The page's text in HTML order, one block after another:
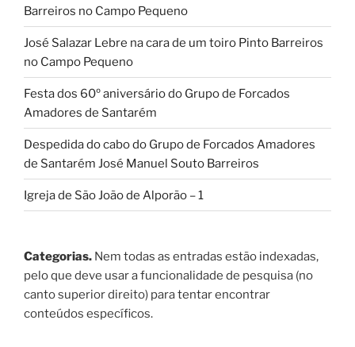
Barreiros no Campo Pequeno
José Salazar Lebre na cara de um toiro Pinto Barreiros
no Campo Pequeno
Festa dos 60º aniversário do Grupo de Forcados
Amadores de Santarém
Despedida do cabo do Grupo de Forcados Amadores
de Santarém José Manuel Souto Barreiros
Igreja de São João de Alporão – 1
Categorias. Nem todas as entradas estão indexadas,
pelo que deve usar a funcionalidade de pesquisa (no
canto superior direito) para tentar encontrar
conteúdos específicos.